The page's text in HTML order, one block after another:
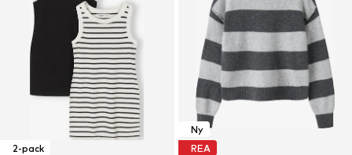
2-pack
Ny
REA